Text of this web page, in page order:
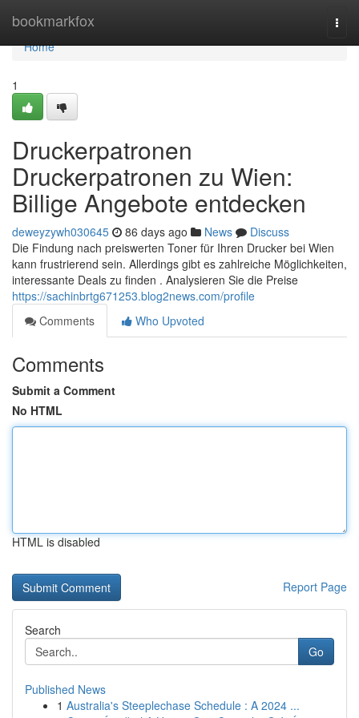
bookmarkfox
Home
Home
1
Druckerpatronen
Druckerpatronen zu Wien:
Billige Angebote entdecken
deweyzywh030645 86 days ago News
Discuss
Die Findung nach preiswerten Toner für Ihren Drucker bei Wien
kann frustrierend sein. Allerdings gibt es zahlreiche Möglichkeiten,
interessante Deals zu finden . Analysieren Sie die Preise
https://sachinbrtg671253.blog2news.com/profile
Comments
Who Upvoted
Comments
Submit a Comment
No HTML
HTML is disabled
Report Page
Search
Go
Published News
1 Australia's Steeplechase Schedule : A 2024 ...